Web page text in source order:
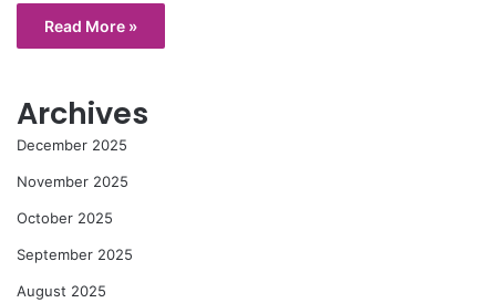
Read More »
Archives
December 2025
November 2025
October 2025
September 2025
August 2025